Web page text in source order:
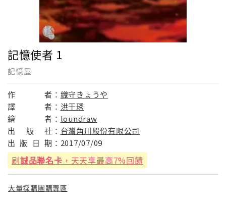
記憶使者 1
記憶屋
作 者： 織守きょうや
譯
者： 洪于琇
繪
者： loundraw
出
版 社： 台灣角川股份有限公司
出 版 日 期： 2017/07/09
刷誠品聯名卡 ，天天享最高7%回饋
大量採購團購專區